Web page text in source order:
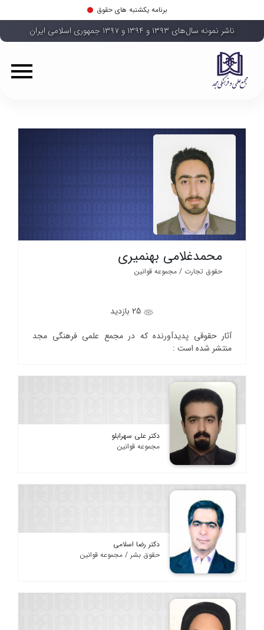
برنامه یکشنبه های حقوق
ناشر نمونه سال‌های ۱۳۹۳ و ۱۳۹۴ و ۱۳۹۷ جمهوری اسلامی ایران
محمدغلامی بهنمیری
حقوق تجارت / مجموعه قوانین
آثار حقوقی پدیدآورنده که در مجمع علمی فرهنگی مجد
منتشر شده است :
دکتر علی سهرابلو
مجموعه قوانین
دکتر رضا اسلامی
حقوق بشر / مجموعه قوانین